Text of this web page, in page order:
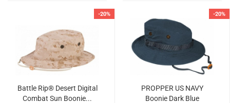
-20%
Battle Rip® Desert Digital
Combat Sun Boonie...
-20%
PROPPER US NAVY
Boonie Dark Blue